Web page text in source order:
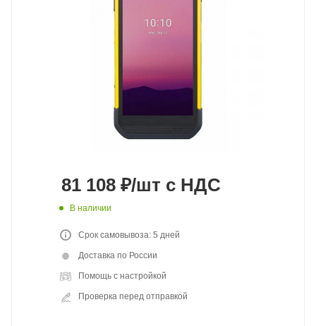
81 108 ₽/шт с НДС
В наличии
Срок самовывоза: 5 дней
Доставка по России
Помощь с настройкой
Проверка перед отправкой